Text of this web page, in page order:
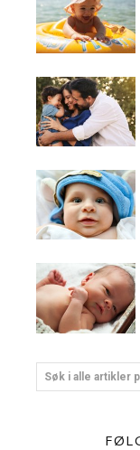
Søk i alle artikler